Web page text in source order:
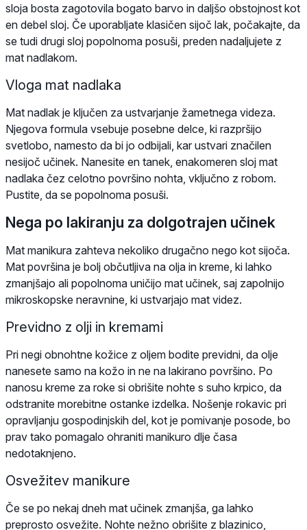
sloja bosta zagotovila bogato barvo in daljšo obstojnost kot
en debel sloj. Če uporabljate klasičen sijoč lak, počakajte, da
se tudi drugi sloj popolnoma posuši, preden nadaljujete z
mat nadlakom.
Vloga mat nadlaka
Mat nadlak je ključen za ustvarjanje žametnega videza.
Njegova formula vsebuje posebne delce, ki razpršijo
svetlobo, namesto da bi jo odbijali, kar ustvari značilen
nesijoč učinek. Nanesite en tanek, enakomeren sloj mat
nadlaka čez celotno površino nohta, vključno z robom.
Pustite, da se popolnoma posuši.
Nega po lakiranju za dolgotrajen učinek
Mat manikura zahteva nekoliko drugačno nego kot sijoča.
Mat površina je bolj občutljiva na olja in kreme, ki lahko
zmanjšajo ali popolnoma uničijo mat učinek, saj zapolnijo
mikroskopske neravnine, ki ustvarjajo mat videz.
Previdno z olji in kremami
Pri negi obnohtne kožice z oljem bodite previdni, da olje
nanesete samo na kožo in ne na lakirano površino. Po
nanosu kreme za roke si obrišite nohte s suho krpico, da
odstranite morebitne ostanke izdelka. Nošenje rokavic pri
opravljanju gospodinjskih del, kot je pomivanje posode, bo
prav tako pomagalo ohraniti manikuro dlje časa
nedotaknjeno.
Osvežitev manikure
Če se po nekaj dneh mat učinek zmanjša, ga lahko
preprosto osvežite. Nohte nežno obrišite z blazinico,